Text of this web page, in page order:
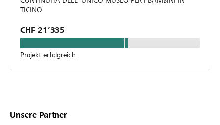
TICINO
CHF 21’335
Projekt erfolgreich
Unsere Partner